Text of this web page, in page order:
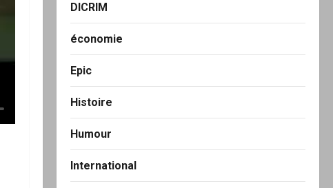
DICRIM
économie
Epic
Histoire
Humour
International